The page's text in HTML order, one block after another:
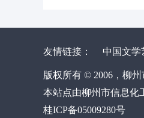
友情链接： 中国文学
版权所有 © 2006，柳
本站点由柳州市信息化
桂ICP备05009280号